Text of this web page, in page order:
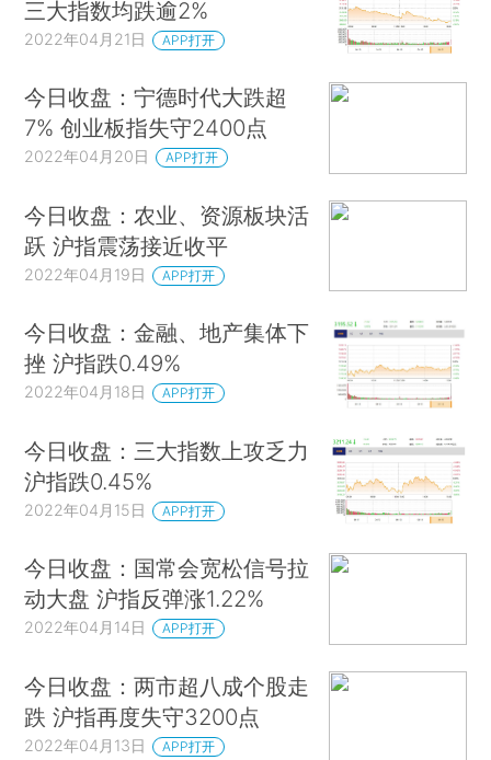
三大指数均跌逾2%
2022年04月21日 APP打开
今日收盘：宁德时代大跌超
7% 创业板指失守2400点
2022年04月20日 APP打开
今日收盘：农业、资源板块活
跃 沪指震荡接近收平
2022年04月19日 APP打开
今日收盘：金融、地产集体下
挫 沪指跌0.49%
2022年04月18日 APP打开
今日收盘：三大指数上攻乏力
沪指跌0.45%
2022年04月15日 APP打开
今日收盘：国常会宽松信号拉
动大盘 沪指反弹涨1.22%
2022年04月14日 APP打开
今日收盘：两市超八成个股走
跌 沪指再度失守3200点
2022年04月13日 APP打开